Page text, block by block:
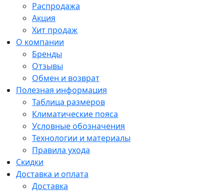
Распродажа
Акция
Хит продаж
О компании
Бренды
Отзывы
Обмен и возврат
Полезная информация
Таблица размеров
Климатические пояса
Условные обозначения
Технологии и материалы
Правила ухода
Скидки
Доставка и оплата
Доставка